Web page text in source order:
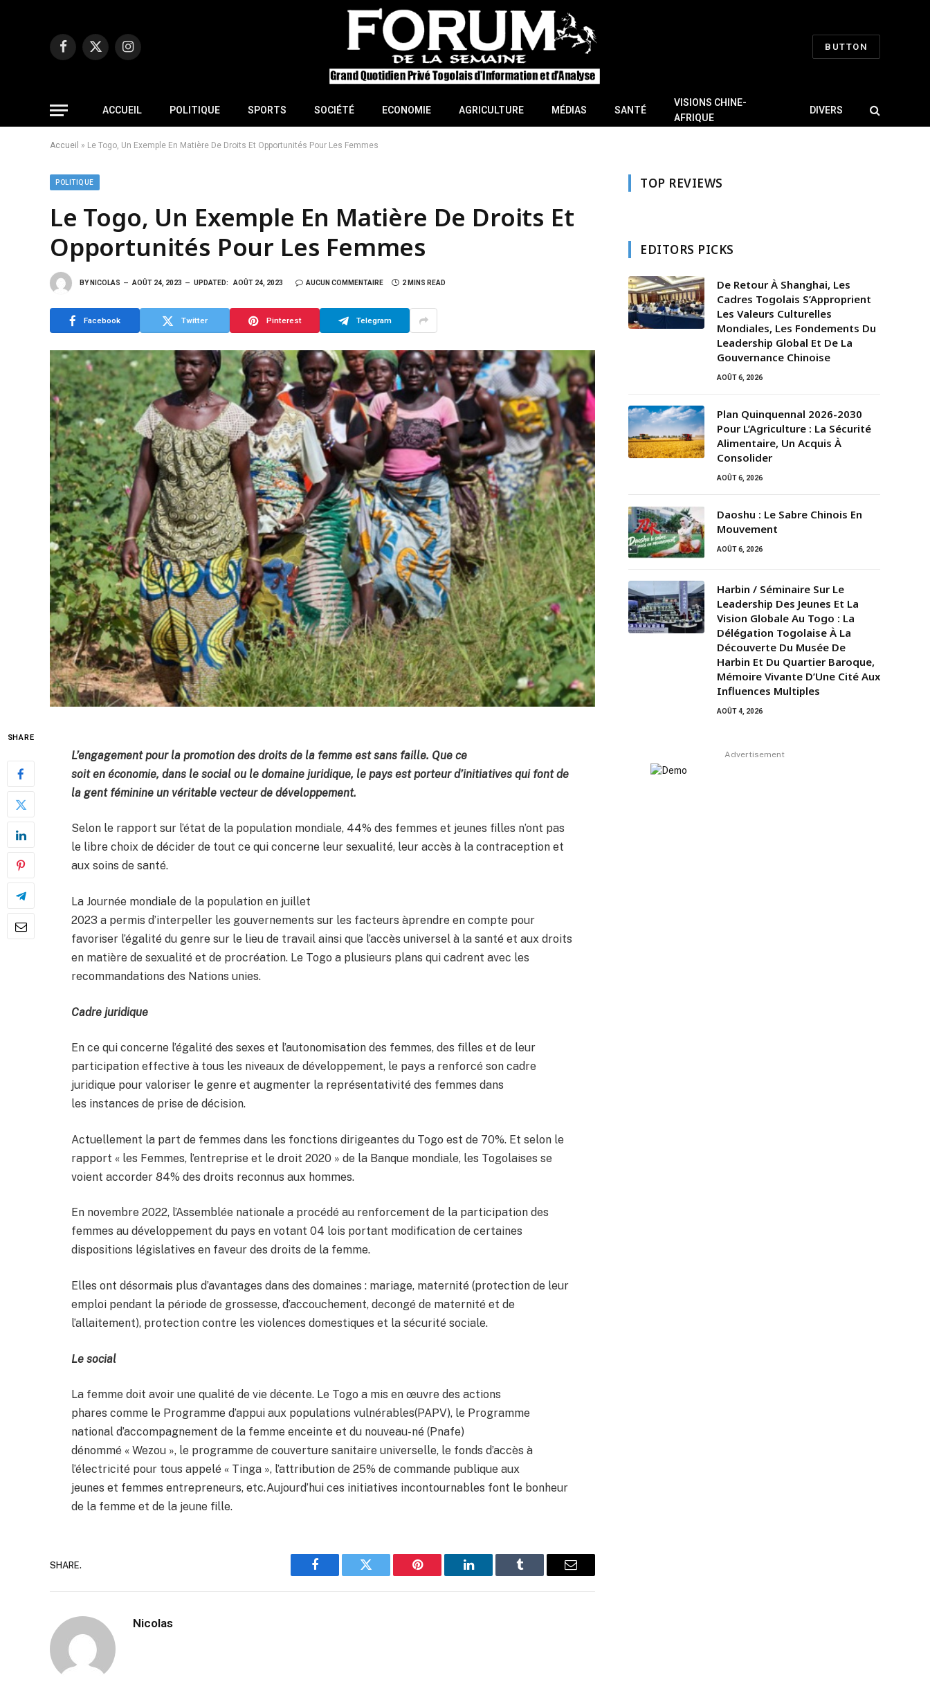
Facebook
X
Instagram
BUTTON
ACCUEIL POLITIQUE SPORTS SOCIÉTÉ ECONOMIE AGRICULTURE MÉDIAS SANTÉ
VISIONS CHINE-
AFRIQUE
DIVERS
Accueil » Le Togo, Un Exemple En Matière De Droits Et Opportunités Pour Les Femmes
POLITIQUE
Le Togo, Un Exemple En Matière De Droits Et
Opportunités Pour Les Femmes
BY NICOLAS AOÛT 24, 2023 UPDATED: AOÛT 24, 2023 AUCUN COMMENTAIRE 2 MINS READ
Facebook Twitter Pinterest Telegram
SHARE
L’engagement pour la promotion des droits de la femme est sans faille. Que ce
soit en économie, dans le social ou le domaine juridique, le pays est porteur d’initiatives qui font de
la gent féminine un véritable vecteur de développement.
Selon le rapport sur l’état de la population mondiale, 44% des femmes et jeunes filles n’ont pas
le libre choix de décider de tout ce qui concerne leur sexualité, leur accès à la contraception et
aux soins de santé.
La Journée mondiale de la population en juillet
2023 a permis d’interpeller les gouvernements sur les facteurs àprendre en compte pour
favoriser l’égalité du genre sur le lieu de travail ainsi que l’accès universel à la santé et aux droits
en matière de sexualité et de procréation. Le Togo a plusieurs plans qui cadrent avec les
recommandations des Nations unies.
Cadre juridique
En ce qui concerne l’égalité des sexes et l’autonomisation des femmes, des filles et de leur
participation effective à tous les niveaux de développement, le pays a renforcé son cadre
juridique pour valoriser le genre et augmenter la représentativité des femmes dans
les instances de prise de décision.
Actuellement la part de femmes dans les fonctions dirigeantes du Togo est de 70%. Et selon le
rapport « les Femmes, l’entreprise et le droit 2020 » de la Banque mondiale, les Togolaises se
voient accorder 84% des droits reconnus aux hommes.
En novembre 2022, l’Assemblée nationale a procédé au renforcement de la participation des
femmes au développement du pays en votant 04 lois portant modification de certaines
dispositions législatives en faveur des droits de la femme.
Elles ont désormais plus d’avantages dans des domaines : mariage, maternité (protection de leur
emploi pendant la période de grossesse, d’accouchement, decongé de maternité et de
l’allaitement), protection contre les violences domestiques et la sécurité sociale.
Le social
La femme doit avoir une qualité de vie décente. Le Togo a mis en œuvre des actions
phares comme le Programme d’appui aux populations vulnérables(PAPV), le Programme
national d’accompagnement de la femme enceinte et du nouveau-né (Pnafe)
dénommé « Wezou », le programme de couverture sanitaire universelle, le fonds d’accès à
l’électricité pour tous appelé « Tinga », l’attribution de 25% de commande publique aux
jeunes et femmes entrepreneurs, etc.Aujourd’hui ces initiatives incontournables font le bonheur
de la femme et de la jeune fille.
SHARE.
Facebook Twitter Pinterest LinkedIn Tumblr Email
Nicolas
TOP REVIEWS
EDITORS PICKS
De Retour À Shanghai, Les
Cadres Togolais S’Approprient
Les Valeurs Culturelles
Mondiales, Les Fondements Du
Leadership Global Et De La
Gouvernance Chinoise
AOÛT 6, 2026
Plan Quinquennal 2026-2030
Pour L’Agriculture : La Sécurité
Alimentaire, Un Acquis À
Consolider
AOÛT 6, 2026
Daoshu : Le Sabre Chinois En
Mouvement
AOÛT 6, 2026
Harbin / Séminaire Sur Le
Leadership Des Jeunes Et La
Vision Globale Au Togo : La
Délégation Togolaise À La
Découverte Du Musée De
Harbin Et Du Quartier Baroque,
Mémoire Vivante D’Une Cité Aux
Influences Multiples
AOÛT 4, 2026
Advertisement